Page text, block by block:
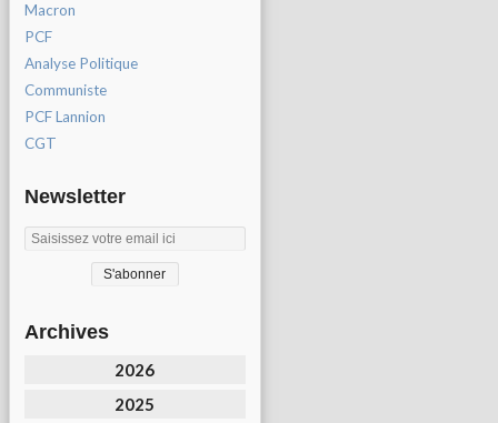
Macron
PCF
Analyse Politique
Communiste
PCF Lannion
CGT
Newsletter
Archives
2026
2025